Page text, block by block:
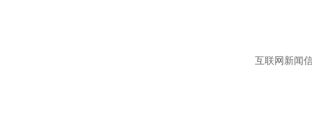
互联网新闻